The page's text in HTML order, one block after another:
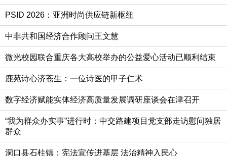
PSID 2026：亚洲时尚供应链新枢纽
中非共和国经济合作顾问王文慧
微光校园联合重庆各大高校举办的公益爱心活动已顺利结束
鹿苑诗心济苍生：一位诗医的甲子仁术
数字经济赋能实体经济高质量发展调研座谈会在津召开
“我为群众办实事”进行时：中交路建项目党支部走访慰问独居
群众
洞口县石柱镇：宪法宣传进基层 法治精神入民心